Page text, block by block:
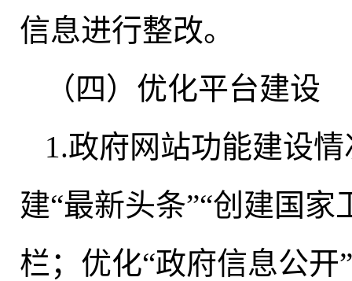
信息进行整改。
（四）优化平台建设
1.政府网站功能建设情
建“最新头条”“创建国
栏 ； 优化“政府信息公